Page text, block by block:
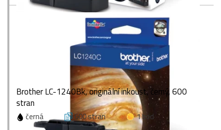
Brother LC-1240Bk, originální inkoust, černý, 600
stran
černá 600 stran
1 bod